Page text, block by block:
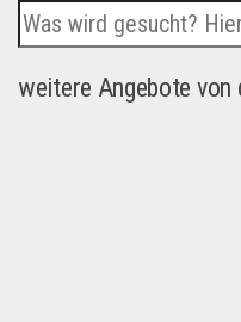
weitere Angebote von